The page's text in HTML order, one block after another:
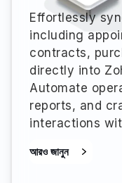
Effortlessly
including
contracts,
directly into
Automate
reports, and
interactions
আরও জানুন